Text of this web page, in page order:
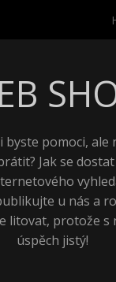
byste pomoci, ale
Jak se
u nás a
litovat, protože s
úspěch jistý!